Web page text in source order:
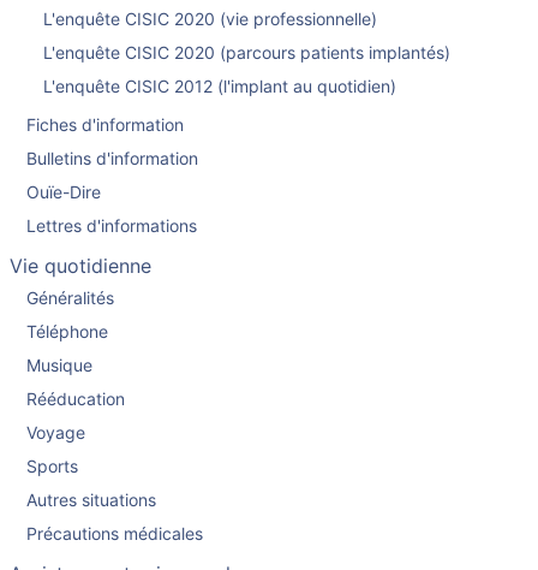
L'enquête CISIC 2020 (vie professionnelle)
L'enquête CISIC 2020 (parcours patients implantés)
L'enquête CISIC 2012 (l'implant au quotidien)
Fiches d'information
Bulletins d'information
Ouïe-Dire
Lettres d'informations
Vie quotidienne
Généralités
Téléphone
Musique
Rééducation
Voyage
Sports
Autres situations
Précautions médicales